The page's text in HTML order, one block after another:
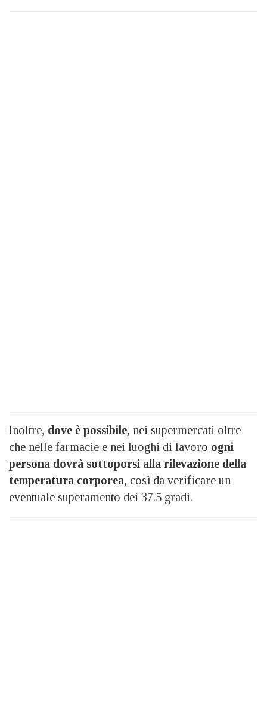
Inoltre, dove è possibile, nei supermercati oltre
che nelle farmacie e nei luoghi di lavoro ogni
persona dovrà sottoporsi alla rilevazione della
temperatura corporea, così da verificare un
eventuale superamento dei 37.5 gradi.